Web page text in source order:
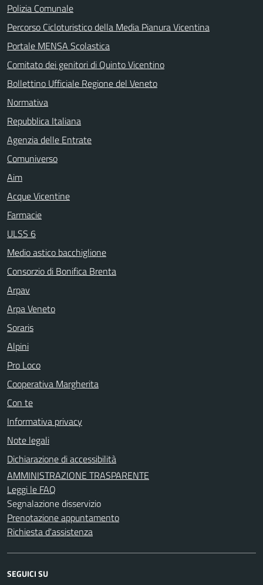
Polizia Comunale
Percorso Cicloturistico della Media Pianura Vicentina
Portale MENSA Scolastica
Comitato dei genitori di Quinto Vicentino
Bollettino Ufficiale Regione del Veneto
Normativa
Repubblica Italiana
Agenzia delle Entrate
Comuniverso
Aim
Acque Vicentine
Farmacie
ULSS 6
Medio astico bacchiglione
Consorzio di Bonifica Brenta
Arpav
Arpa Veneto
Soraris
Alpini
Pro Loco
Cooperativa Margherita
Con te
Informativa privacy
Note legali
Dichiarazione di accessibilità
AMMINISTRAZIONE TRASPARENTE
Leggi le FAQ
Segnalazione disservizio
Prenotazione appuntamento
Richiesta d'assistenza
SEGUICI SU